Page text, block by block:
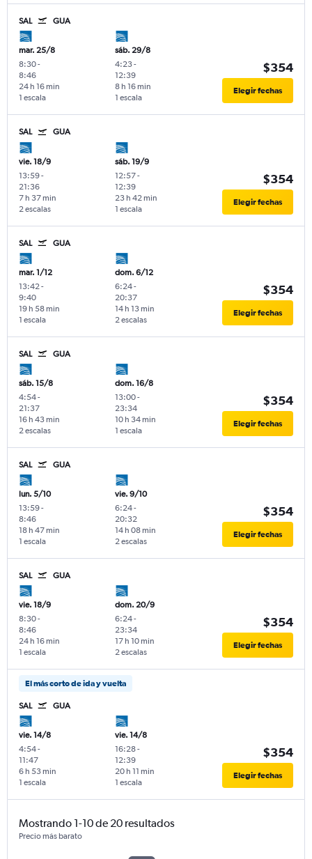
SAL GUA
mar. 25/8
8:30-
8:46
1 escala
24 h 16 min
sáb. 29/8
4:23-
12:39
1 escala
8 h 16 min
$354
Elegir fechas
SAL GUA
vie. 18/9
13:59-
21:36
2 escalas
7 h 37 min
sáb. 19/9
12:57-
12:39
1 escala
23 h 42 min
$354
Elegir fechas
SAL GUA
mar. 1/12
13:42 -
9:40
1 escala
19 h 58 min
dom. 6/12
6:24-
20:37
2 escalas
14 h 13 min
$354
Elegir fechas
SAL GUA
sáb. 15/8
4:54-
21:37
2 escalas
16 h 43 min
dom. 16/8
13:00-
23:34
1 escala
10 h 34 min
$354
Elegir fechas
SAL GUA
lun. 5/10
13:59-
8:46
1 escala
18 h 47 min
vie. 9/10
6:24-
20:32
2 escalas
14 h 08 min
$354
Elegir fechas
SAL GUA
vie. 18/9
8:30-
8:46
1 escala
24 h 16 min
dom. 20/9
6:24-
23:34
2 escalas
17 h 10 min
$354
Elegir fechas
El más corto de ida y vuelta
SAL GUA
vie. 14/8
4:54-
11:47
1 escala
6 h 53 min
vie. 14/8
16:28-
12:39
1 escala
20 h 11 min
$354
Elegir fechas
Mostrando 1-10 de 20 resultados
Precio más barato